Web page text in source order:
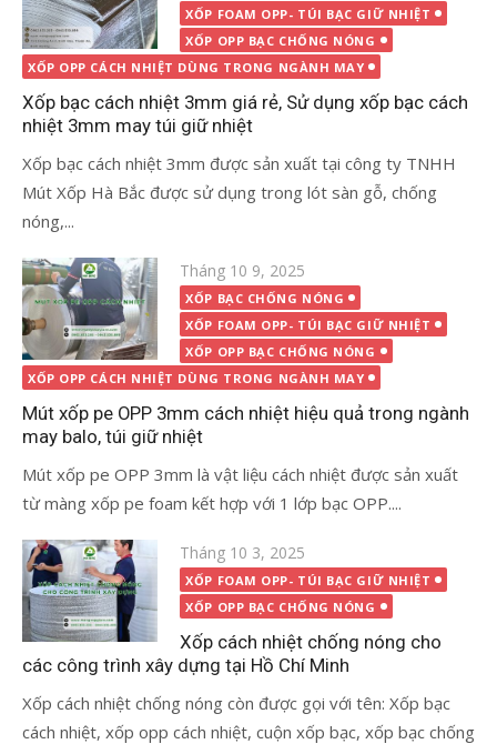
XỐP FOAM OPP- TÚI BẠC GIỮ NHIỆT
XỐP OPP BẠC CHỐNG NÓNG
XỐP OPP CÁCH NHIỆT DÙNG TRONG NGÀNH MAY
Xốp bạc cách nhiệt 3mm giá rẻ, Sử dụng xốp bạc cách
nhiệt 3mm may túi giữ nhiệt
Xốp bạc cách nhiệt 3mm được sản xuất tại công ty TNHH
Mút Xốp Hà Bắc được sử dụng trong lót sàn gỗ, chống
nóng,...
Đăng
vào
Tháng 10 9, 2025
XỐP BẠC CHỐNG NÓNG
XỐP FOAM OPP- TÚI BẠC GIỮ NHIỆT
XỐP OPP BẠC CHỐNG NÓNG
XỐP OPP CÁCH NHIỆT DÙNG TRONG NGÀNH MAY
Mút xốp pe OPP 3mm cách nhiệt hiệu quả trong ngành
may balo, túi giữ nhiệt
Mút xốp pe OPP 3mm là vật liệu cách nhiệt được sản xuất
từ màng xốp pe foam kết hợp với 1 lớp bạc OPP....
Đăng
vào
Tháng 10 3, 2025
XỐP FOAM OPP- TÚI BẠC GIỮ NHIỆT
XỐP OPP BẠC CHỐNG NÓNG
Xốp cách nhiệt chống nóng cho
các công trình xây dựng tại Hồ Chí Minh
Xốp cách nhiệt chống nóng còn được gọi với tên: Xốp bạc
cách nhiệt, xốp opp cách nhiệt, cuộn xốp bạc, xốp bạc chống